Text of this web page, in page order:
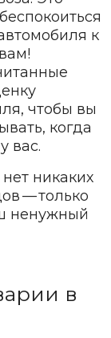
к
чтобы вы
когда
вас.
никаких
— только
ненужный
в